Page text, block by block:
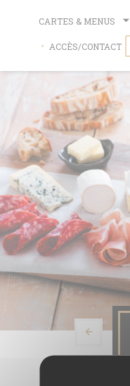
CARTES & MENUS
ACCÈS/CONTACT